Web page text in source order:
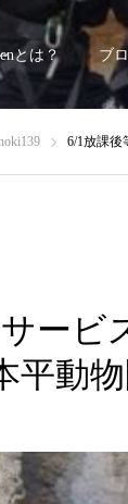
とは？ ブ
6/1放課後
ービ
平動物